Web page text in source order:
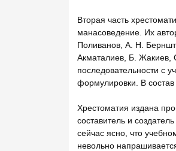
Вторая часть
манасоведение. Их
Поливанов, А. Н.
Акматалиев, Б. Жакиев,
последовательности с
формулировки. В состав
Хрестоматия издана
составитель и
сейчас ясно, что
невольно